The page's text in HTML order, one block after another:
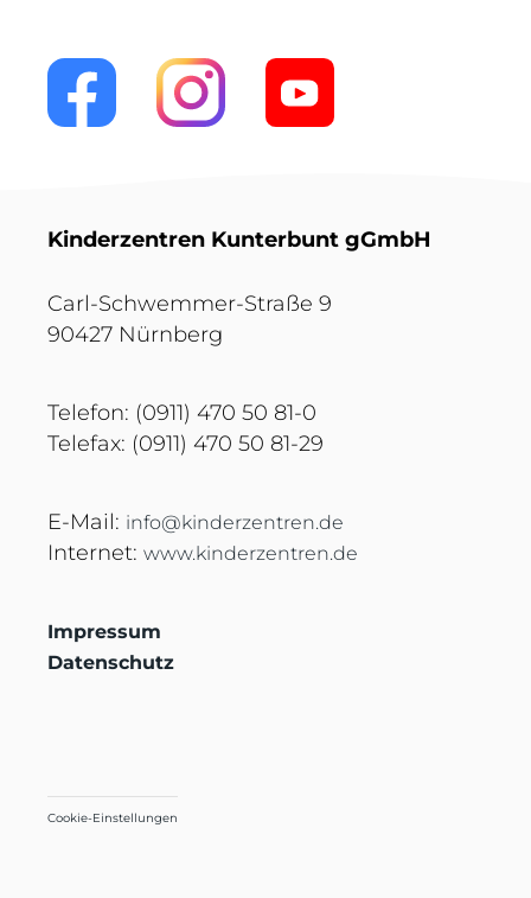
Kinderzentren Kunterbunt gGmbH
Carl-Schwemmer-Straße 9
90427 Nürnberg
Telefon: (0911) 470 50 81-0
Telefax: (0911) 470 50 81-29
E-Mail: info@kinderzentren.de
Internet: www.kinderzentren.de
Impressum
Datenschutz
Cookie-Einstellungen